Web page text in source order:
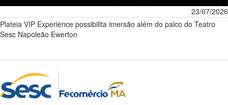
23/07/2026
Plateia VIP Experience possibilita imersão além do palco do Teatro
Sesc Napoleão Ewerton